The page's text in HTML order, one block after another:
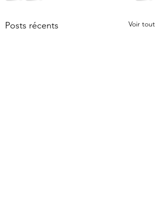
Posts récents Voir tout